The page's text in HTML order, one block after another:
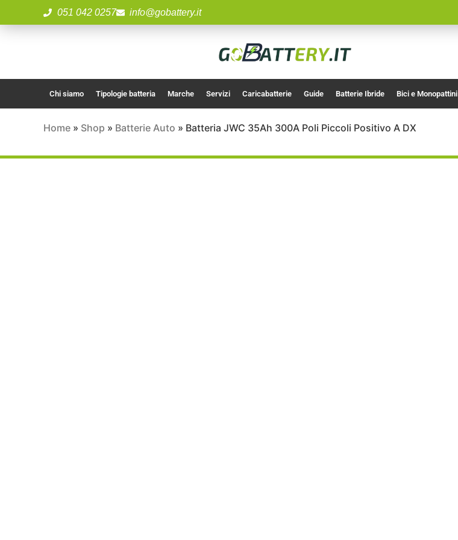
051 042 0257 info@gobattery.it
Chi siamo Tipologie batteria Marche Servizi Caricabatterie Guide Batterie Ibride Bici e Monopattini
Home » Shop » Batterie Auto » Batteria JWC 35Ah 300A Poli Piccoli Positivo A DX